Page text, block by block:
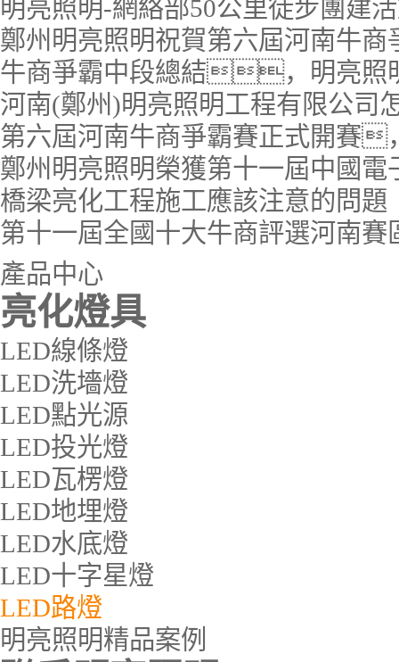
明亮照明-網絡部50公里徒步團建
鄭州明亮照明祝賀第六屆河南牛商
牛商爭霸中段總結，明亮照
河南(鄭州)明亮照明工程有限公司
第六屆河南牛商爭霸賽正式開賽
鄭州明亮照明榮獲第十一屆中國
橋梁亮化工程施工應該注意的問題
第十一屆全國十大牛商評選河南賽
產品中心
亮化燈具
LED線條燈
LED洗墻燈
LED點光源
LED投光燈
LED瓦楞燈
LED地埋燈
LED水底燈
LED十字星燈
LED路燈
明亮照明精品案例